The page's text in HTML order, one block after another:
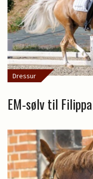
Dressur
EM-sølv til